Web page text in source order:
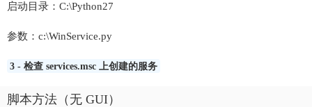
启动目录：C:\Python27
参数：c:\WinService.py
3 - 检查 services.msc 上创建的服务
脚本方法（无 GUI）